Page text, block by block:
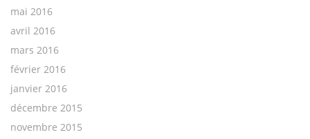
mai 2016
avril 2016
mars 2016
février 2016
janvier 2016
décembre 2015
novembre 2015